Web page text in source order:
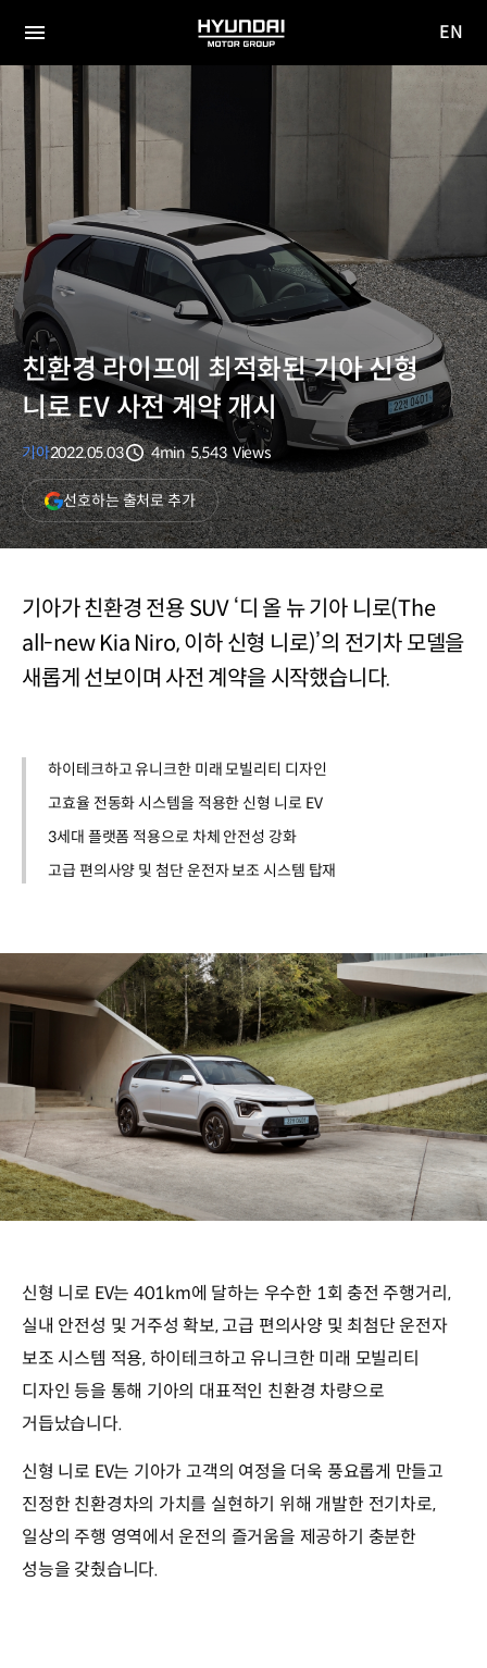
전체
메뉴
HYUNDAI
사이
EN
친환경 라이프에 최적화된 기아 신형
니로 EV 사전 계약 개시
기아2022.05.03
분량
4min
조회수
5,543 Views
선호하는 출처로 추가(새
창
열림)
기아가 친환경 전용 SUV ‘디 올 뉴 기아 니로(The
all-new Kia Niro, 이하 신형 니로)’의 전기차 모델을
새롭게 선보이며 사전 계약을 시작했습니다.
하이테크하고 유니크한 미래 모빌리티 디자인
고효율 전동화 시스템을 적용한 신형 니로 EV
3세대 플랫폼 적용으로 차체 안전성 강화
고급 편의사양 및 첨단 운전자 보조 시스템 탑재
신형 니로 EV는 401km에 달하는 우수한 1회 충전 주행거리,
실내 안전성 및 거주성 확보, 고급 편의사양 및 최첨단 운전자
보조 시스템 적용, 하이테크하고 유니크한 미래 모빌리티
디자인 등을 통해 기아의 대표적인 친환경 차량으로
거듭났습니다.
신형 니로 EV는 기아가 고객의 여정을 더욱 풍요롭게 만들고
진정한 친환경차의 가치를 실현하기 위해 개발한 전기차로,
일상의 주행 영역에서 운전의 즐거움을 제공하기 충분한
성능을 갖췄습니다.